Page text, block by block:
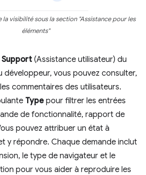
visibilité sous la section "Assistance pour les
éléments"
Support (Assistance utilisateur) du
développeur, vous pouvez consulter,
commentaires des utilisateurs.
Type pour filtrer les entrées
de fonctionnalité, rapport de
pouvez attribuer un état à
y répondre. Chaque demande inclut
le type de navigateur et le
pour vous aider à reproduire les